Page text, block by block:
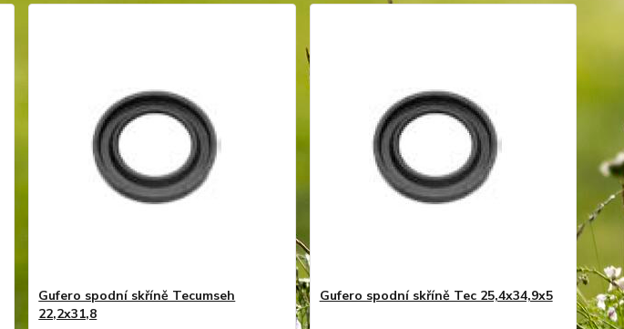
Gufero spodní skříně Tecumseh
22,2x31,8
Gufero spodní skříně Tec 25,4x34,9x5